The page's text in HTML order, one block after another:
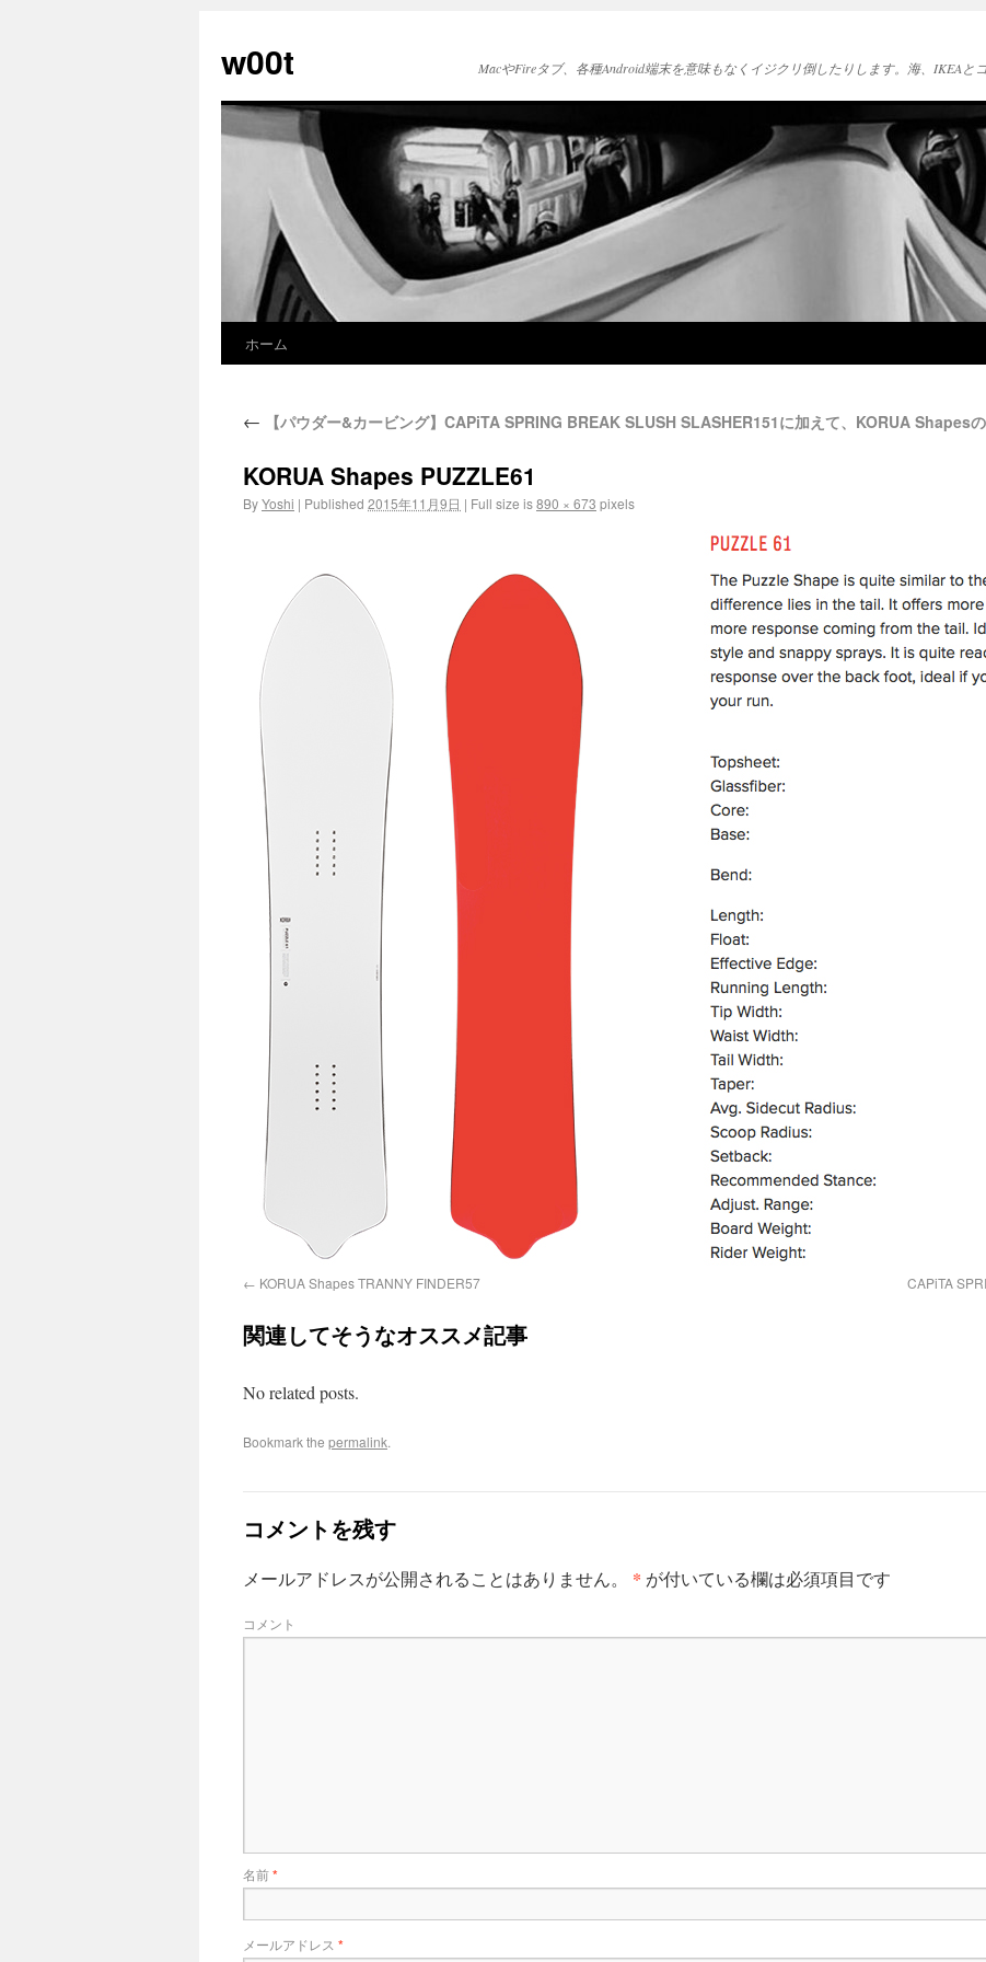
w00t MacやFireタブ、各種Android端末を意味もなくイジクリ倒したりします。海、IKEAと
ホーム
← 【パウダー&カービング】CAPiTA SPRING BREAK SLUSH SLASHER151に加えて、KORUA Shapes
KORUA Shapes PUZZLE61
ByYoshi | Published 2015年11月9日 | Full size is890 × 673 pixels
KORUA Shapes TRANNY FINDER57 CAPiTA
関連してそうなオススメ記事
No related posts.
Bookmark the permalink.
コメントを残す
メールアドレスが公開されることはありません。 * が付いている欄は必須項目です
コメント
名前*
メールアドレス *